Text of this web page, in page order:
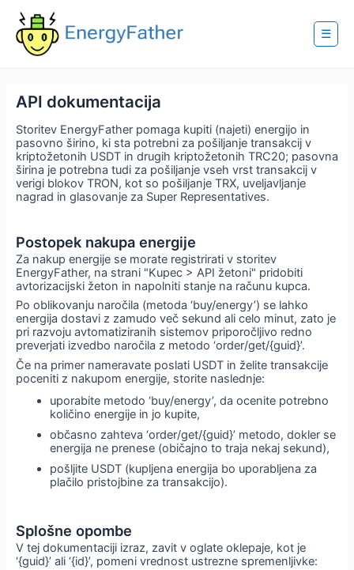
content
☰
API dokumentacija
Storitev EnergyFather pomaga kupiti (najeti) energijo in
pasovno širino, ki sta potrebni za pošiljanje transakcij v
kriptožetonih USDT in drugih kriptožetonih TRC20; pasovna
širina je potrebna tudi za pošiljanje vseh vrst transakcij v
verigi blokov TRON, kot so pošiljanje TRX, uveljavljanje
nagrad in glasovanje za Super Representatives.
Postopek nakupa energije
Za nakup energije se morate registrirati v storitev
EnergyFather, na strani "Kupec > API žetoni" pridobiti
avtorizacijski žeton in napolniti stanje na računu kupca.
Po oblikovanju naročila (metoda ‘buy/energy’) se lahko
energija dostavi z zamudo več sekund ali celo minut, zato je
pri razvoju avtomatiziranih sistemov priporočljivo redno
preverjati izvedbo naročila z metodo ‘order/get/{guid}’.
Če na primer nameravate poslati USDT in želite transakcije
poceniti z nakupom energije, storite naslednje:
uporabite metodo ‘buy/energy’, da ocenite potrebno
količino energije in jo kupite,
občasno zahteva ‘order/get/{guid}’ metodo, dokler se
energija ne prenese (običajno to traja nekaj sekund),
pošljite USDT (kupljena energija bo uporabljena za
plačilo pristojbine za transakcijo).
Splošne opombe
V tej dokumentaciji izraz, zavit v oglate oklepaje, kot je
‘{guid}’ ali ‘{id}’, pomeni vrednost ustrezne spremenljivke: